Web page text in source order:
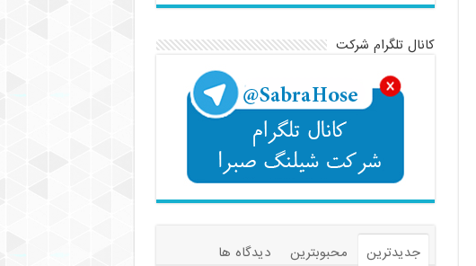
کانال تلگرام شرکت
جدیدترین محبوبترین
دیدگاه ها